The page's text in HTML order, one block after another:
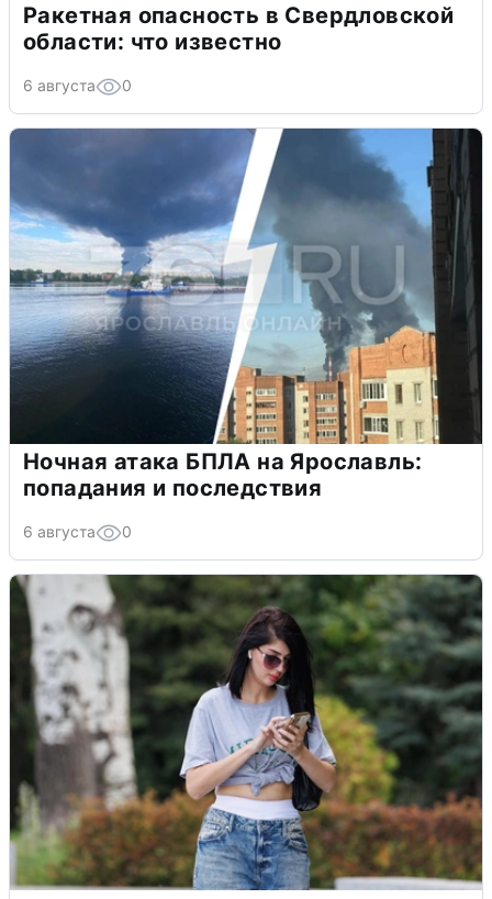
Ракетная опасность в Свердловской
области: что известно
6 августа 0
Ночная атака БПЛА на Ярославль:
попадания и последствия
6 августа 0